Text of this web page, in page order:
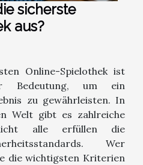
sicherste
aus?
Online-Spielothek ist
Bedeutung, um ein
zu gewährleisten. In
Welt gibt es zahlreiche
alle erfüllen die
Wer
die wichtigsten Kriterien